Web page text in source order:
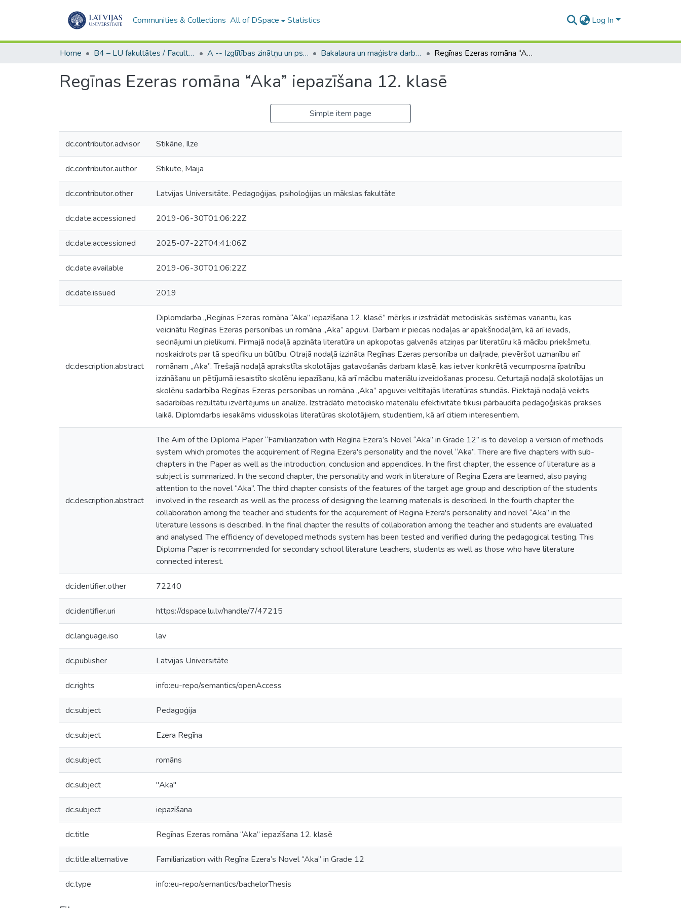
Communities & Collections All of DSpace Statistics Log In
Home B4 – LU fakultātes / Faculties of the UL A -- Izglītības zinātņu un psiholoģijas fakultāte / Faculty of Education Sciences and Psychology Bakalaura un maģistra darbi (PPMF) / Bachelor's and Master's theses Regīnas Ezeras romāna “Aka” iepazīšana 12. klasē
Regīnas Ezeras romāna “Aka” iepazīšana 12. klasē
Simple item page
dc.contributor.advisor Stikāne, Ilze
dc.contributor.author Stikute, Maija
dc.contributor.other Latvijas Universitāte. Pedagoģijas, psiholoģijas un mākslas fakultāte
dc.date.accessioned 2019-06-30T01:06:22Z
dc.date.accessioned 2025-07-22T04:41:06Z
dc.date.available 2019-06-30T01:06:22Z
dc.date.issued 2019
dc.description.abstract
Diplomdarba „Regīnas Ezeras romāna “Aka” iepazīšana 12. klasē” mērķis ir izstrādāt metodiskās sistēmas variantu, kas
veicinātu Regīnas Ezeras personības un romāna „Aka” apguvi. Darbam ir piecas nodaļas ar apakšnodaļām, kā arī ievads,
secinājumi un pielikumi. Pirmajā nodaļā apzināta literatūra un apkopotas galvenās atziņas par literatūru kā mācību priekšmetu,
noskaidrots par tā specifiku un būtību. Otrajā nodaļā izzināta Regīnas Ezeras personība un daiļrade, pievēršot uzmanību arī
romānam „Aka”. Trešajā nodaļā aprakstīta skolotājas gatavošanās darbam klasē, kas ietver konkrētā vecumposma īpatnību
izzināšanu un pētījumā iesaistīto skolēnu iepazīšanu, kā arī mācību materiālu izveidošanas procesu. Ceturtajā nodaļā skolotājas un
skolēnu sadarbība Regīnas Ezeras personības un romāna „Aka” apguvei veltītajās literatūras stundās. Piektajā nodaļā veikts
sadarbības rezultātu izvērtējums un analīze. Izstrādāto metodisko materiālu efektivitāte tikusi pārbaudīta pedagoģiskās prakses
laikā. Diplomdarbs iesakāms vidusskolas literatūras skolotājiem, studentiem, kā arī citiem interesentiem.
dc.description.abstract
The Aim of the Diploma Paper “Familiarization with Regīna Ezera’s Novel “Aka” in Grade 12” is to develop a version of methods
system which promotes the acquirement of Regina Ezera's personality and the novel “Aka”. There are five chapters with sub-
chapters in the Paper as well as the introduction, conclusion and appendices. In the first chapter, the essence of literature as a
subject is summarized. In the second chapter, the personality and work in literature of Regina Ezera are learned, also paying
attention to the novel “Aka”. The third chapter consists of the features of the target age group and description of the students
involved in the research as well as the process of designing the learning materials is described. In the fourth chapter the
collaboration among the teacher and students for the acquirement of Regina Ezera's personality and novel “Aka” in the
literature lessons is described. In the final chapter the results of collaboration among the teacher and students are evaluated
and analysed. The efficiency of developed methods system has been tested and verified during the pedagogical testing. This
Diploma Paper is recommended for secondary school literature teachers, students as well as those who have literature
connected interest.
dc.identifier.other 72240
dc.identifier.uri https://dspace.lu.lv/handle/7/47215
dc.language.iso lav
dc.publisher Latvijas Universitāte
dc.rights info:eu-repo/semantics/openAccess
dc.subject Pedagoģija
dc.subject Ezera Regīna
dc.subject romāns
dc.subject ''Aka''
dc.subject iepazīšana
dc.title Regīnas Ezeras romāna “Aka” iepazīšana 12. klasē
dc.title.alternative Familiarization with Regīna Ezera’s Novel “Aka” in Grade 12
dc.type info:eu-repo/semantics/bachelorThesis